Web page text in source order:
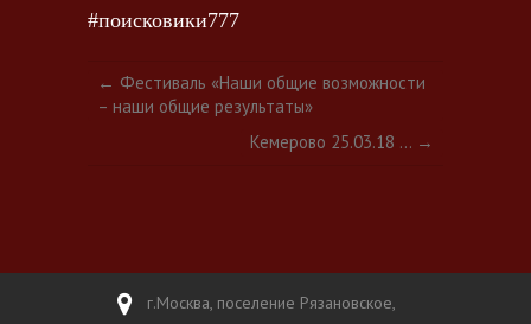
#поисковики777
← Фестиваль «Наши общие возможности
– наши общие результаты»
Кемерово 25.03.18 … →
г.Москва, поселение Рязановское,